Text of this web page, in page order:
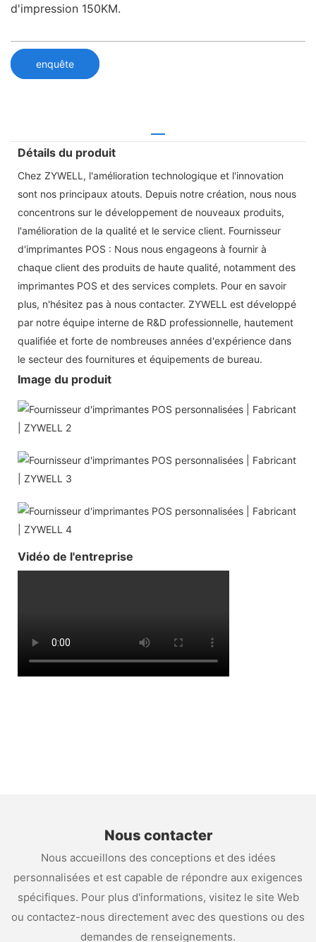
d'impression 150KM.
enquête
Détails du produit
Chez ZYWELL, l'amélioration technologique et l'innovation
sont nos principaux atouts. Depuis notre création, nous nous
concentrons sur le développement de nouveaux produits,
l'amélioration de la qualité et le service client. Fournisseur
d'imprimantes POS : Nous nous engageons à fournir à
chaque client des produits de haute qualité, notamment des
imprimantes POS et des services complets. Pour en savoir
plus, n'hésitez pas à nous contacter. ZYWELL est développé
par notre équipe interne de R&D professionnelle, hautement
qualifiée et forte de nombreuses années d'expérience dans
le secteur des fournitures et équipements de bureau.
Image du produit
Vidéo de l'entreprise
Nous contacter
Nous accueillons des conceptions et des idées
personnalisées et est capable de répondre aux exigences
spécifiques. Pour plus d'informations, visitez le site Web
ou contactez-nous directement avec des questions ou des
demandes de renseignements.